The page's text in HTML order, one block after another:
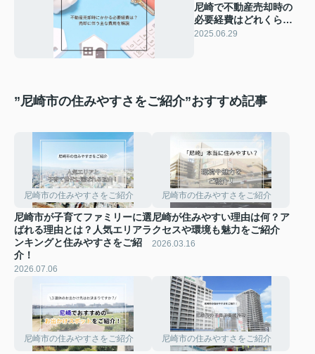
尼崎で不動産売却時の
必要経費はどれくら
い？相場や費用削減の
2025.06.29
”尼崎市の住みやすさをご紹介”おすすめ記事
尼崎市の住みやすさをご紹介
尼崎市が子育てファミリーに選
ばれる理由とは？人気エリアラ
ンキングと住みやすさをご紹
介！
2026.07.06
尼崎市の住みやすさをご紹介
尼崎が住みやすい理由は何？ア
クセスや環境も魅力をご紹介
2026.03.16
尼崎市の住みやすさをご紹介 尼崎市の住みやすさをご紹介